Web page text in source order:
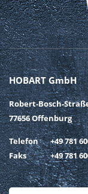
HOBART GmbH
Robert-Bosch-
77656 Offenburg
Telefon
+49 781
Faks
+49 781